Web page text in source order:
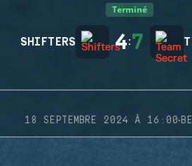
Terminé
SHIFTERS 4:7
18 SEPTEMBRE 2024 À 16:00·